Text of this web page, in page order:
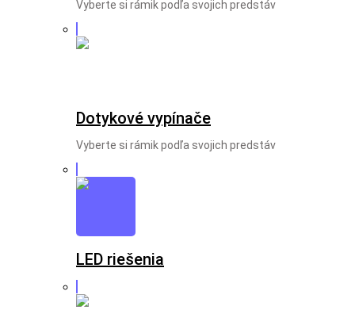
Vyberte si rámik podľa svojich predstáv
Dotykové vypínače
Vyberte si rámik podľa svojich predstáv
LED riešenia